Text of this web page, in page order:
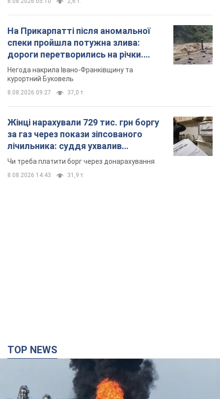
На Прикарпатті після аномальної
спеки пройшла потужна злива:
дороги перетворились на річки.
Відео
Негода накрила Івано-Франківщину та
курортний Буковель
8.08.2026 09:27 37,0 т.
Жінці нарахували 729 тис. грн боргу
за газ через покази зіпсованого
лічильника: суддя ухвалив
неочікуване рішення
Чи треба платити борг через донарахування
8.08.2026 14:43 31,9 т.
TOP NEWS